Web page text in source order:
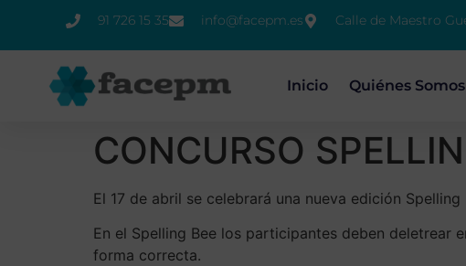
91 726 15 35 info@facepm.es Calle de Maestro
Inicio Quiénes Somos
CONCURSO
El 17 de abril se celebrará una nueva edición
En el Spelling Bee los participantes deben deletrear
forma correcta.